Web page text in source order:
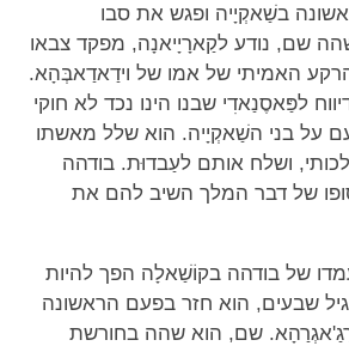
בשַׁאקְיָיה ופגש את סבו
שם, נודע לקַארָיָיאנָה, מפקד צבאו
האמיתי של אמו של וידַאדַאבְּהָא.
לפַּאסֶנַאדִי שבנו הינו נכד לא חוקי
על בני השַׁאקְיָיה. הוא שלל מאשתו
ושלח אותם לעַבדוּת. בודהה
של דבר המלך השיב להם את
של בודהה בקוֹשַׁאלָה הפך להיות
שבעים, הוא חזר בפעם הראשונה
שם, הוא שהה בחורשת